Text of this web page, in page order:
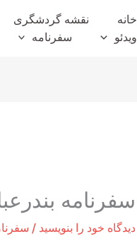
خانه نقشه گردشگری
ویدئو
سفرنامه
سفرنامه
دیدگاه‌ خود را بنویسید /